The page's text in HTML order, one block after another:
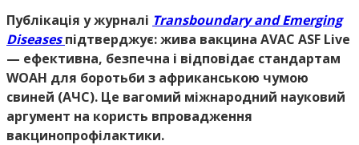
Публікація у журналі Transboundary and Emerging
Diseases підтверджує: жива вакцина AVAC ASF Live
— ефективна, безпечна і відповідає стандартам
WOAH для боротьби з африканською чумою
свиней (АЧС). Це вагомий міжнародний науковий
аргумент на користь впровадження
вакцинопрофілактики.